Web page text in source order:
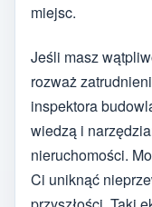
miejsc.
Jeśli masz
rozważ
inspektora
wiedzą i
nieruchomości.
Ci uniknąć